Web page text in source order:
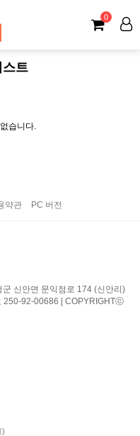
0
트
습니다.
약관 PC 버전
신안면 문익점로 174 (신안리)
250-92-00686 | COPYRIGHTⓒ
)